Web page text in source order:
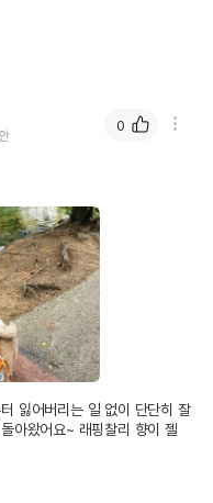
잃어버리는 일 없이 단단히 잘
아왔어요~ 래핑찰리 향이 젤
0